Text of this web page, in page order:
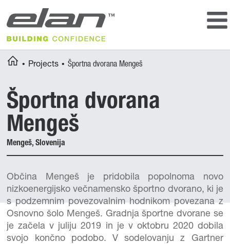
Storage and locker rooms
Other equipment
Outdoor courts
Multipurpose courts
Breadcrumbs
You
Home
Projects Športna dvorana Mengeš
Športna dvorana
Mengeš
Mengeš, Slovenija
Občina Mengeš je pridobila popolnoma novo
nizkoenergijsko večnamensko športno dvorano, ki je
s podzemnim povezovalnim hodnikom povezana z
Osnovno šolo Mengeš. Gradnja športne dvorane se
je začela v juliju 2019 in je v oktobru 2020 dobila
svojo končno podobo. V sodelovanju z Gartner